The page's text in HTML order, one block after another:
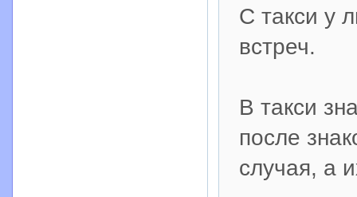
С такси у
встреч.
В такси
после
случая, а